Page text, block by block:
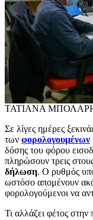
ΤΑΤΙΑΝΑ
Σε λίγες ημέρες
των φορολογουμένων
δόσης του φόρου
πληρώσουν τρεις
δήλωση. Ο ρυθμός
ωστόσο απομένουν
φορολογούμενοι να
Τι αλλάζει φέτος